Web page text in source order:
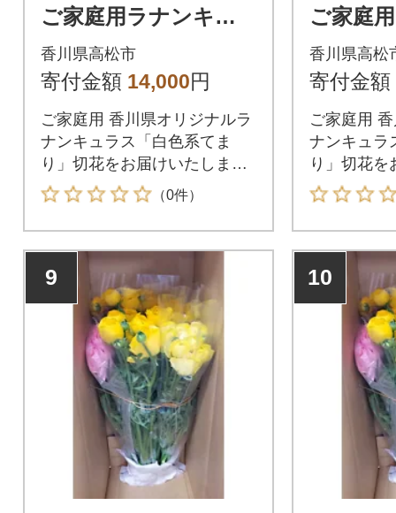
ご家庭用ラナンキュ
ラス「白色系てま
り」切花
香川県高松市
寄付金額 14,000円
ご家庭用 香川県オリジナルラ
ナンキュラス「白色系てま
り」切花をお届けいたしま
す。
（0件）
ご家庭
ラス「
り」切花
香川県高松
寄付金額
ご家庭用
ナンキュラ
り」切花を
す。
9 10